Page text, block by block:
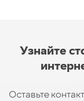
Узнайте
Оставьте